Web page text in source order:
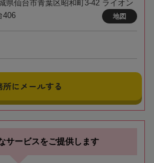
県仙台市青葉区昭和町3-42 ライオン
406
地図
所にメールする
サービスをご提供します